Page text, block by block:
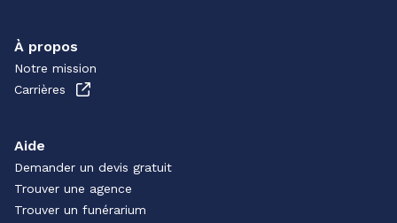
À propos
Notre mission
Carrières
Aide
Demander un devis gratuit
Trouver une agence
Trouver un funérarium